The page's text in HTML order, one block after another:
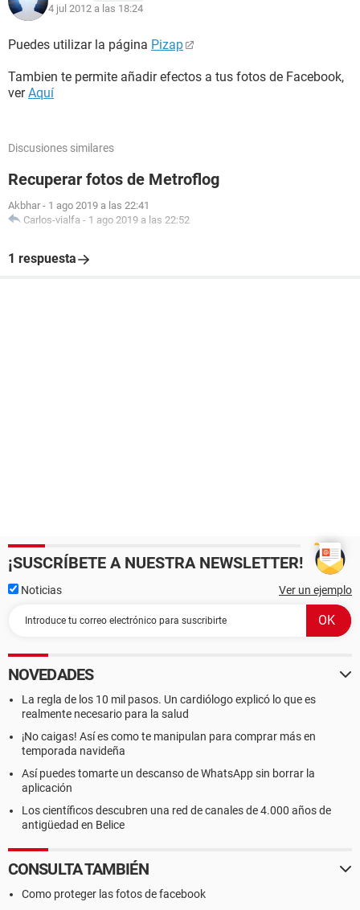
4 jul 2012 a las 18:24
Puedes utilizar la página Pizap
Tambien te permite añadir efectos a tus fotos de Facebook,
verAquí
Discusiones similares
Recuperar fotos de Metroflog
Akbhar - 1 ago 2019 a las 22:41
Carlos-vialfa - 1 ago 2019 a las 22:52
1 respuesta
¡SUSCRÍBETE A NUESTRA NEWSLETTER!
Noticias Ver un ejemplo
NOVEDADES
La regla de los 10 mil pasos. Un cardiólogo explicó lo que es
realmente necesario para la salud
¡No caigas! Así es como te manipulan para comprar más en
temporada navideña
Así puedes tomarte un descanso de WhatsApp sin borrar la
aplicación
Los científicos descubren una red de canales de 4.000 años de
antigüedad en Belice
CONSULTA TAMBIÉN
Como proteger las fotos de facebook